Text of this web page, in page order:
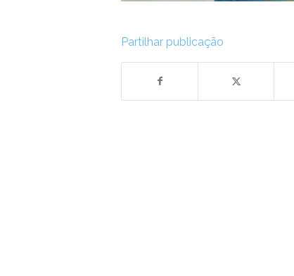
Partilhar publicação